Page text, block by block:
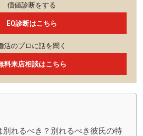
価値診断をする
EQ診断はこちら
活のプロに話を聞く
料来店相談はこちら
別れるべき？別れるべき彼氏の特